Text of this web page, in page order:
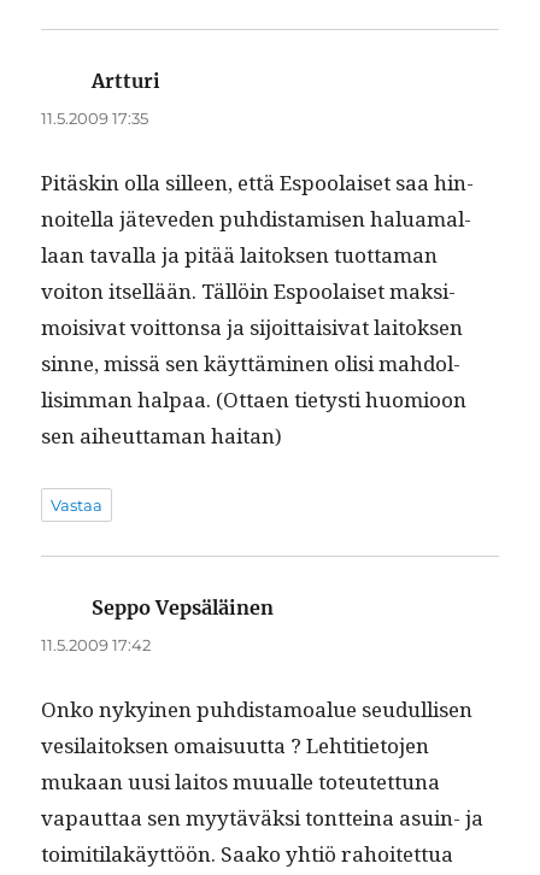
Artturi
11.5.2009 17:35
Pitäskin olla silleen, että Espoolaiset saa hin­
noitel­la jäteve­den puhdis­tamisen halu­a­mal­
laan taval­la ja pitää laitok­sen tuot­ta­man
voiton itsel­lään. Täl­löin Espoolaiset mak­si­
moisi­vat voit­ton­sa ja sijoit­taisi­vat laitok­sen
sinne, mis­sä sen käyt­tämi­nen olisi mah­dol­
lisim­man hal­paa. (Ottaen tietysti huomioon
sen aiheut­ta­man haitan)
Vastaa
Seppo Vepsäläinen
11.5.2009 17:42
Onko nykyi­nen puhdis­ta­moalue seudullisen
vesi­laitok­sen omaisu­ut­ta ? Lehti­ti­eto­jen
mukaan uusi laitos muualle toteutet­tuna
vapaut­taa sen myytäväk­si tont­teina asuin- ja
toim­i­ti­lakäyt­töön. Saako yhtiö rahoitet­tua